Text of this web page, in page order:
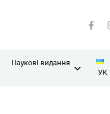
Наукові видання
УК